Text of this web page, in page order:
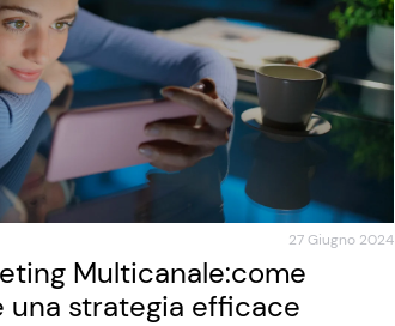
27 Giugno 2024
Multicanale:come
una strategia efficace